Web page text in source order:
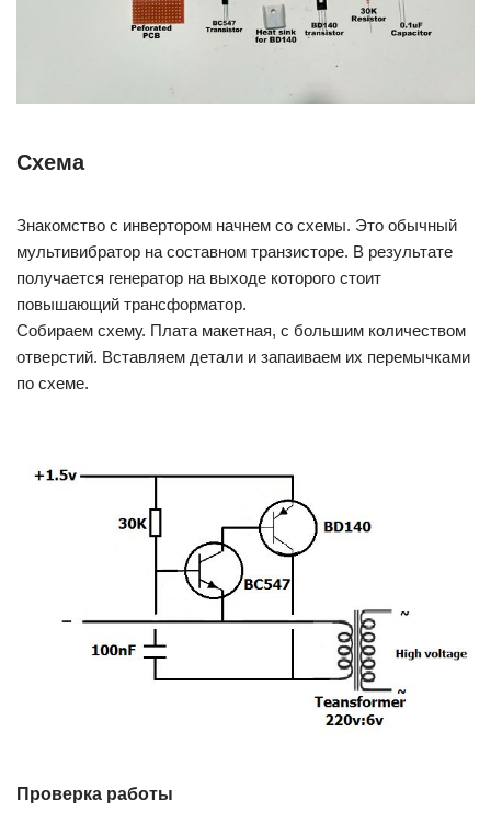
Схема
Знакомство с инвертором начнем со схемы. Это обычный
мультивибратор на составном транзисторе. В результате
получается генератор на выходе которого стоит
повышающий трансформатор.
Собираем схему. Плата макетная, с большим количеством
отверстий. Вставляем детали и запаиваем их перемычками
по схеме.
Проверка работы